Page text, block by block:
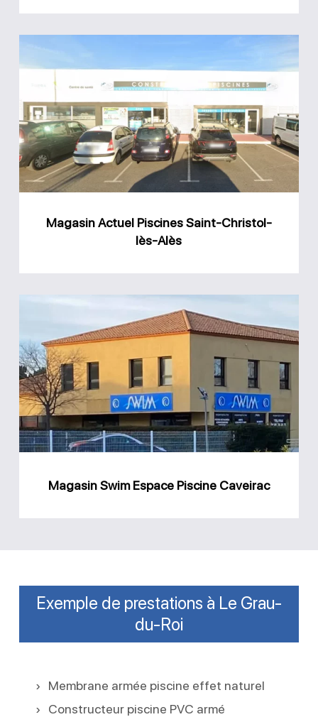
Actuel
Piscines
Saint-
Christol-
lès-
Alès
Magasin Actuel Piscines Saint-Christol-
lès-Alès
Magasin
Swim
Espace
Piscine
Caveirac
Magasin Swim Espace Piscine Caveirac
Exemple de prestations à Le Grau-
du-Roi
Membrane armée piscine effet naturel
Constructeur piscine PVC armé